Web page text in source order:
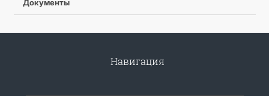
Документы
Навигация